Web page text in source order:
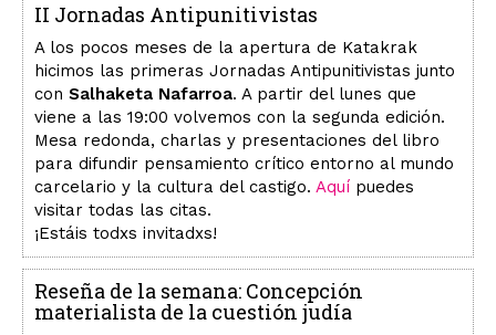
II Jornadas Antipunitivistas
A los pocos meses de la apertura de Katakrak
hicimos las primeras Jornadas Antipunitivistas junto
con Salhaketa Nafarroa. A partir del lunes que
viene a las 19:00 volvemos con la segunda edición.
Mesa redonda, charlas y presentaciones del libro
para difundir pensamiento crítico entorno al mundo
carcelario y la cultura del castigo. Aquí puedes
visitar todas las citas.
¡Estáis todxs invitadxs!
Reseña de la semana: Concepción
materialista de la cuestión judía